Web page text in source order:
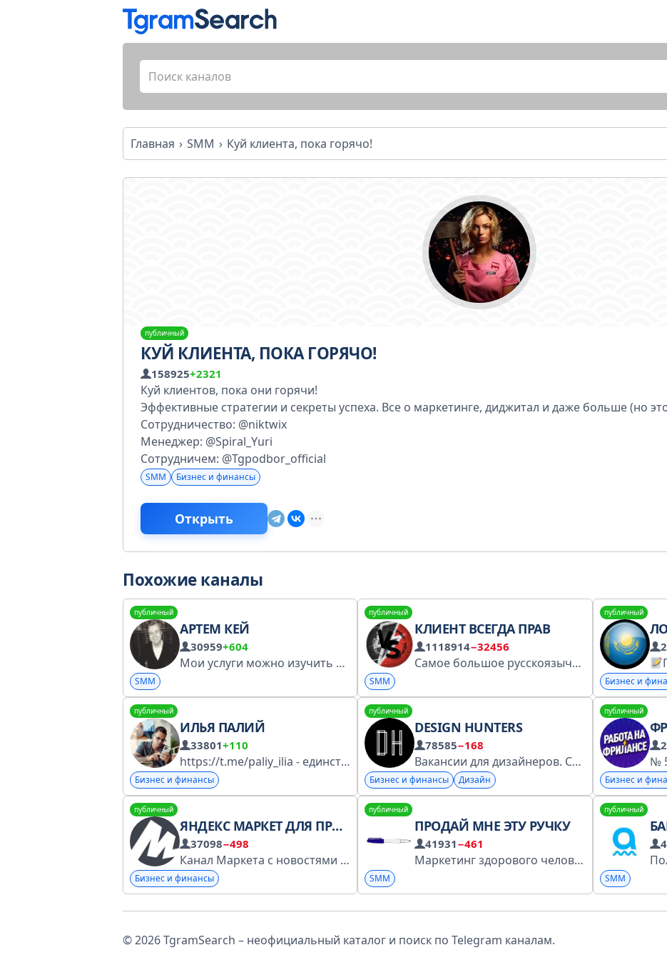
Главная SMM Куй клиента, пока горячо!
публичный
КУЙ КЛИЕНТА, ПОКА ГОРЯЧО!
158925+2321
Куй клиентов, пока они горячи!
Эффективные стратегии и секреты успеха. Все о маркетинге, диджитал и даже больше (но
Сотрудничество: @niktwix
Менеджер: @Spiral_Yuri
Сотрудничем: @Tgpodbor_official
SMM Бизнес и финансы
Открыть
Похожие каналы
публичный
АРТЕМ КЕЙ
30959+604
Мои услуги можно изучить тут https://t.me/artemmkey/346 Мой контакт для связи
SMM
публичный
КЛИЕНТ ВСЕГДА ПРАВ
1118914−32456
Самое большое русскоязычное медиа про бизнес, клиентский сервис и маркетинг. Сотрудничество: @lurialex Написать в редакцию: @klientvp_bot По вопросам разбана в чате: @v_shaan РКН: https://clck.ru/3FjxM4
SMM
публичный
Бизнес и
публичный
ИЛЬЯ ПАЛИЙ
33801+110
https://t.me/paliy_ilia - единственный мой личный контакт
Бизнес и финансы
публичный
DESIGN HUNTERS
78585−168
Вакансии для дизайнеров. Сайт: https://dsgners.ru По поводу вакансий и рекламы @design_manager_bot Мы в реестре https://vk.cc/cFPRnt
Бизнес и финансы Дизайн
публичный
№
Бизнес и
публичный
ЯНДЕКС МАРКЕТ ДЛЯ ПРОДАВЦОВ
37098−498
Канал Маркета с новостями для продавцов Чат продавцов и сотрудников: https://clck.ru/39Qy84 Справка: https://clck.ru/MHUx2 VK Видео: https://clck.ru/3MuDUW Блог: https://clck.ru/39SvEN Номер заявления в РКН 4970342857
Бизнес и финансы
публичный
ПРОДАЙ МНЕ ЭТУ РУЧКУ
41931−461
Маркетинг здорового человека О том, как работает реклама, почему она заставляет вас покупать и как в этом разобраться. Реклама: @alfapolo Работаем с @Spiral_Yuri РКН: https://clck.ru/3FmArR
SMM
публичный
SMM
© 2026 TgramSearch – неофициальный каталог и поиск по Telegram каналам.